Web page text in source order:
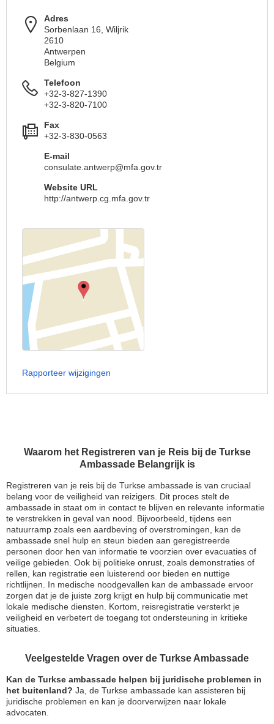
Waarom het Registreren van je Reis bij de Turkse
Ambassade Belangrijk is
Registreren van je reis bij de Turkse ambassade is van cruciaal
belang voor de veiligheid van reizigers. Dit proces stelt de
ambassade in staat om in contact te blijven en relevante informatie
te verstrekken in geval van nood. Bijvoorbeeld, tijdens een
natuurramp zoals een aardbeving of overstromingen, kan de
ambassade snel hulp en steun bieden aan geregistreerde
personen door hen van informatie te voorzien over evacuaties of
veilige gebieden. Ook bij politieke onrust, zoals demonstraties of
rellen, kan registratie een luisterend oor bieden en nuttige
richtlijnen. In medische noodgevallen kan de ambassade ervoor
zorgen dat je de juiste zorg krijgt en hulp bij communicatie met
lokale medische diensten. Kortom, reisregistratie versterkt je
veiligheid en verbetert de toegang tot ondersteuning in kritieke
situaties.
Veelgestelde Vragen over de Turkse Ambassade
Kan de Turkse ambassade helpen bij juridische problemen in
het buitenland? Ja, de Turkse ambassade kan assisteren bij
juridische problemen en kan je doorverwijzen naar lokale
advocaten.
Adres
Sorbenlaan 16, Wiljrik
2610
Antwerpen
Belgium
Telefoon
+32-3-827-1390
+32-3-820-7100
Fax
+32-3-830-0563
E-mail
consulate.antwerp@mfa.gov.tr
Website URL
http://antwerp.cg.mfa.gov.tr
Rapporteer wijzigingen